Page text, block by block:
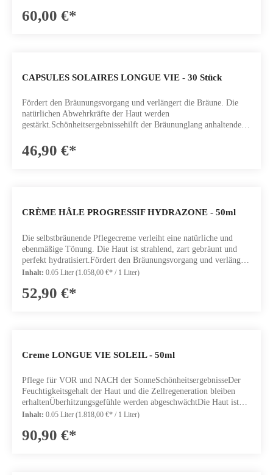
KOMPLEX LIPOSOME: gewährleisten eine optimale
FeuchtigkeitsversorgungARGANÖL hilft der Haut, ihre
60,00 €*
CAPSULES SOLAIRES LONGUE VIE - 30 Stück
Fördert den Bräunungsvorgang und verlängert die Bräune. Die
natürlichen Abwehrkräfte der Haut werden
gestärkt.Schönheitsergebnissehilft der Bräununglang anhaltende
oxidativem StressBORRETSCHÖL & OLIVENÖL Quelle guter
FettsäurenInhalt: Dose mit 30 Kapseln
46,90 €*
CRÈME HÂLE PROGRESSIF HYDRAZONE - 50ml
Die selbstbräunende Pflegecreme verleiht eine natürliche und
ebenmäßige Tönung. Die Haut ist strahlend, zart gebräunt und
perfekt hydratisiert.Fördert den Bräunungsvorgang und verlängert
die Bräune. Die natürlichen Abwehrkräfte der Haut werden
aussehenden, goldenen Bräune verschönertDie Haut ist sichtbar
hydratisiertWirkstoffeDHA & ERYTHRULOSE: sorgen für eine
Inhalt: 0.05 Liter (1.058,00 €* / 1 Liter)
52,90 €*
Creme LONGUE VIE SOLEIL - 50ml
Pflege für VOR und NACH der SonneSchönheitsergebnisseDer
Feuchtigkeitsgehalt der Haut und die Zellregeneration bleiben
erhaltenÜberhitzungsgefühle werden abgeschwächtDie Haut ist
sichtbar festerWirkstoffe56 ZELLULÄRE
stimulieren die Zellregeneration.SUCROLIFT: stafft die
Inhalt: 0.05 Liter (1.818,00 €* / 1 Liter)
90,90 €*